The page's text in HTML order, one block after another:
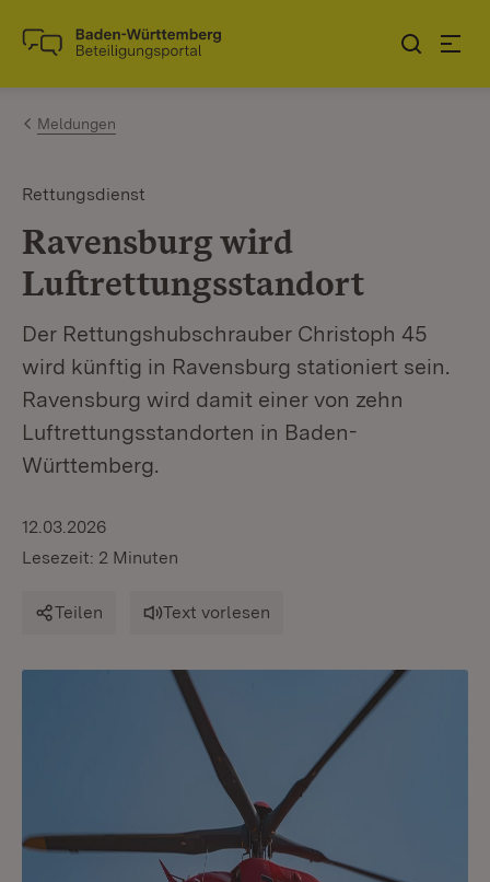
Zum Inhalt springen
Link zur Startseite
Meldungen
Rettungsdienst
Ravensburg wird
Luftrettungsstandort
Der Rettungshubschrauber Christoph 45
wird künftig in Ravensburg stationiert sein.
Ravensburg wird damit einer von zehn
Luftrettungsstandorten in Baden-
Württemberg.
12.03.2026
Lesezeit: 2 Minuten
Teilen Text vorlesen